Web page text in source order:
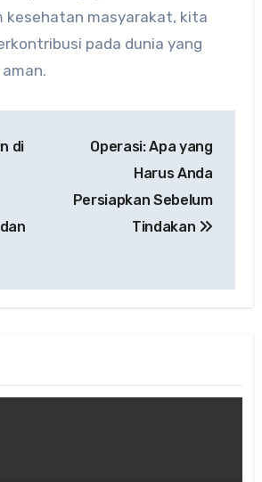
kesehatan masyarakat, kita
pada dunia yang
di
Operasi: Apa yang
Harus Anda
Persiapkan Sebelum
Tindakan